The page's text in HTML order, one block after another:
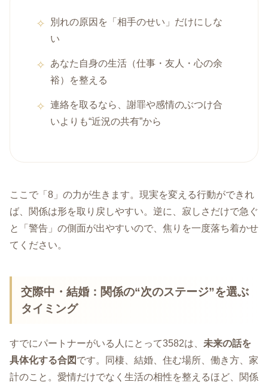
別れの原因を「相手のせい」だけにしな
い
あなた自身の生活（仕事・友人・心の余
裕）を整える
連絡を取るなら、謝罪や感情のぶつけ合
いよりも“近況の共有”から
ここで「8」の力が生きます。現実を変える行動ができれ
ば、関係は形を取り戻しやすい。逆に、寂しさだけで急ぐ
と「警告」の側面が出やすいので、焦りを一度落ち着かせ
てください。
交際中・結婚：関係の“次のステージ”を選ぶ
タイミング
すでにパートナーがいる人にとって3582は、 未来の話を
具体化する合図 です。同棲、結婚、住む場所、働き方、家
計のこと。愛情だけでなく生活の相性を整えるほど、関係